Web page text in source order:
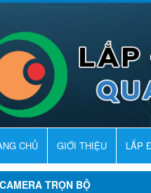
CHỦ GIỚI THIỆU LẮP
CAMERA TRỌN BỘ